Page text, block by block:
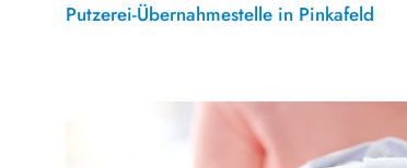
Putzerei-Übernahmestelle in Pinkafeld